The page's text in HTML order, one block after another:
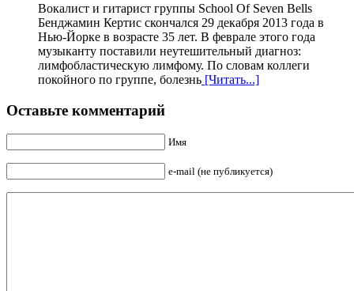
Вокалист и гитарист группы School Of Seven Bells
Бенджамин Кертис скончался 29 декабря 2013 года в
Нью-Йорке в возрасте 35 лет. В феврале этого года
музыканту поставили неутешительный диагноз:
лимфобластическую лимфому. По словам коллеги
покойного по группе, болезнь [Читать...]
Оставьте комментарий
Имя
e-mail (не публикуется)